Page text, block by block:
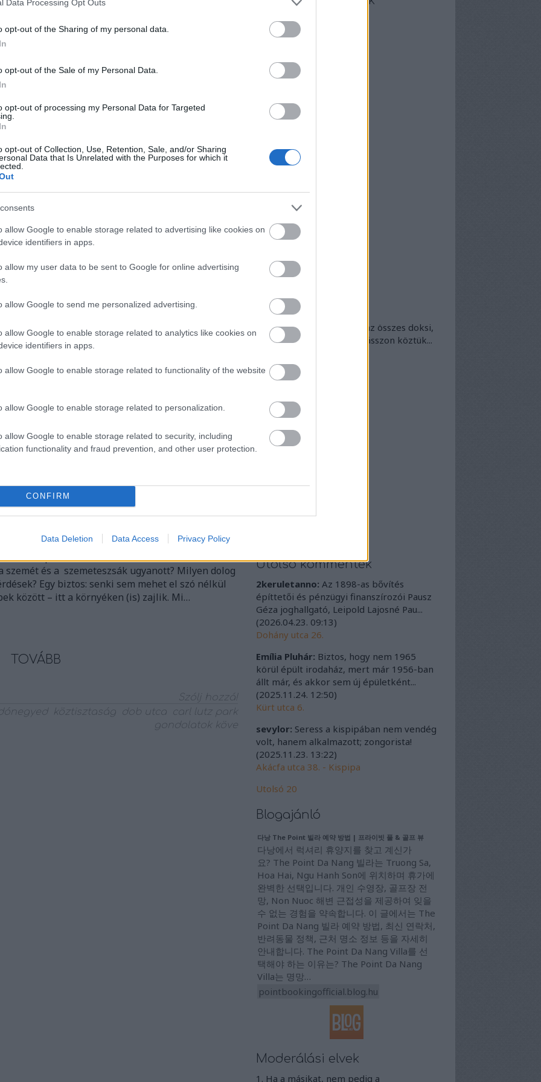
Data Processing Opt Outs
opt-out of the Sharing of my personal data.
opt-out of the Sale of my Personal Data.
opt-out of processing my Personal Data for Targeted
opt-out of Collection, Use, Retention, Sale, and/or Sharing
Data that Is Unrelated with the Purposes for which it
allow Google to enable storage related to advertising like cookies on
identifiers in apps.
allow my user data to be sent to Google for online advertising
allow Google to send me personalized advertising.
allow Google to enable storage related to analytics like cookies on
identifiers in apps.
allow Google to enable storage related to functionality of the website
allow Google to enable storage related to personalization.
allow Google to enable storage related to security, including
functionality and fraud prevention, and other user protection.
CONFIRM
Data Deletion Data Access Privacy Policy
utcában álló, az utcavonaltól hátrahúzott
aktív szerepet vállaló Carl Lutz
Szabó Tamás alkotása. Az út szélén, az…
TOVÁBB
dob utca carl lutz park gondolatok köve
utca által határolt kis tér, mely a Jósika utca
a Rózsa utcánál. A kör alakú burkolt
padok és akácfák állnak. Egy idézettel
TOVÁBB
1komment
szobor gondolatok köve szenes hanna park
3.
Lutz park? És a díszburkolatból kirakott kis
szemét és a szemeteszsák ugyanott? Milyen dolog
Egy biztos: senki sem mehet el szó nélkül
között – itt a környéken (is) zajlik. Mi…
TOVÁBB
Szólj hozzá!
köztisztaság dob utca
carl lutz park
gondolatok köve
...nekünk írták
Amier
Demeter Tamás
Devosa és Kispál
Fügedi Ubul
Gergely és Kispál
Hunvald György
Hunwald György
Marosán Bence
Németh Gábor
Szilágyi Attila
Dokumentumtár
Dokumentumok
Itt egyben található meg az összes doksi,
akinek van kedve - bogarásszon köztük...
Archívum
2025 április
2025 március
2025 január
2024 december
2024 szeptember
2024 július (5)
Utolsó kommentek
2keruletanno: Az 1898-as bővítés
építtetői és pénzügyi finanszírozói Pausz
Géza joghallgató, Leipold Lajosné Pau...
(2026.04.23. 09:13)
Dohány utca 26.
Emília Pluhár: Biztos, hogy nem 1965
körül épült irodaház, mert már 1956-ban
állt már, és akkor sem új épületként...
(2025.11.24. 12:50)
Kürt utca 6.
sevylor: Seress a kispipában nem vendég
volt, hanem alkalmazott; zongorista!
(2025.11.23. 13:22)
Akácfa utca 38. - Kispipa
Utolsó 20
Blogajánló
다낭 The Point 빌라 예약 방법 | 프라이빗 풀 & 골프 뷰
다낭에서 럭셔리 휴양지를 찾고 계신가
요? The Point Da Nang 빌라는 Truong Sa,
Hoa Hai, Ngu Hanh Son에 위치하며 휴가에
완벽한 선택입니다. 개인 수영장, 골프장 전
망, Non Nuoc 해변 근접성을 제공하여 잊을
수 없는 경험을 약속합니다. 이 글에서는 The
Point Da Nang 빌라 예약 방법, 최신 연락처,
반려동물 정책, 근처 명소 정보 등을 자세히
안내합니다. The Point Da Nang Villa를 선
택해야 하는 이유는? The Point Da Nang
Villa는 명망…
pointbookingofficial.blog.hu
Moderálási elvek
1. Ha a másikat, nem pedig a